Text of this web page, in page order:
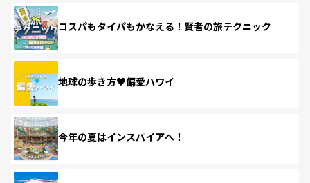
コスパもタイパもかなえる！賢者の旅テクニック
地球の歩き方♥偏愛ハワイ
今年の夏はインスパイアへ！